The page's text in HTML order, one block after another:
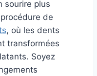
sourire plus
de
, où les dents
transformées
Soyez